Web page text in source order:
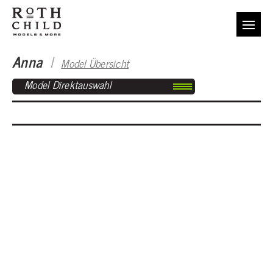
Anna I Model Übersicht
Model Direktauswahl